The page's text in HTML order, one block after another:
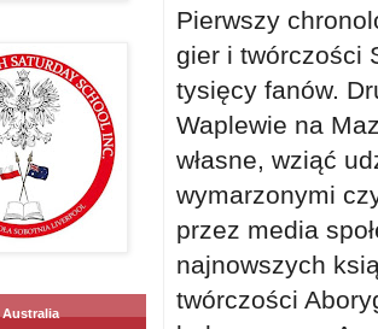
Pierwszy
gier i twórczości
tysięcy fanów.
Waplewie na
własne, wziąć
wymarzonymi
przez media
najnowszych
twórczości
Australia